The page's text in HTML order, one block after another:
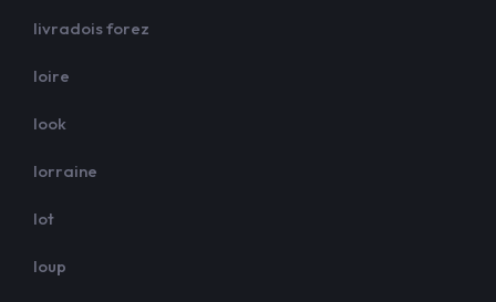
livradois forez
loire
look
lorraine
lot
loup